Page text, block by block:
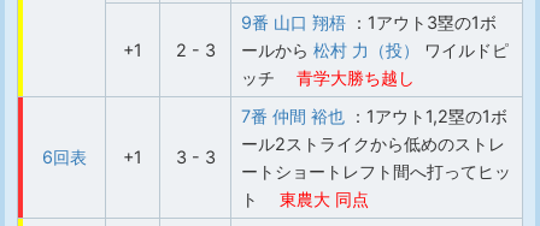
+1 2 - 3
9番 山口 翔梧 ：1アウト3塁の1ボ
ールから 松村 力（投）
ワイルドピ
ッチ
青学大勝ち越し
6回表 +1 3 - 3
7番 仲間 裕也 ：1アウト1,2塁の1ボ
ール2ストライクから低めのストレ
ートショートレフト間へ打ってヒッ
ト
東農大 同点